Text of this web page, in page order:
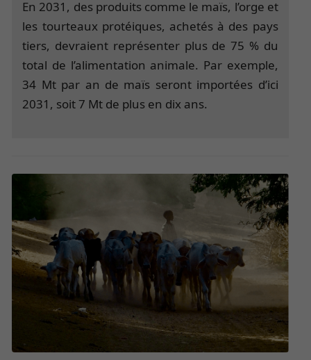
En 2031, des produits comme le maïs, l’orge et
les tourteaux protéiques, achetés à des pays
tiers, devraient représenter plus de 75 % du
total de l’alimentation animale. Par exemple,
34 Mt par an de maïs seront importées d’ici
2031, soit 7 Mt de plus en dix ans.